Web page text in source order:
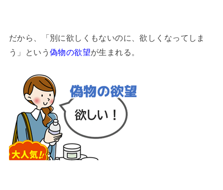
だから、「別に欲しくもないのに、欲しくなってしま
う」という 偽物の欲望が生まれる。